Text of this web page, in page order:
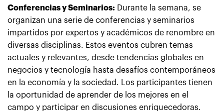
Conferencias y Seminarios: Durante la semana, se
organizan una serie de conferencias y seminarios
impartidos por expertos y académicos de renombre en
diversas disciplinas. Estos eventos cubren temas
actuales y relevantes, desde tendencias globales en
negocios y tecnología hasta desafíos contemporáneos
en la economía y la sociedad. Los participantes tienen
la oportunidad de aprender de los mejores en el
campo y participar en discusiones enriquecedoras.